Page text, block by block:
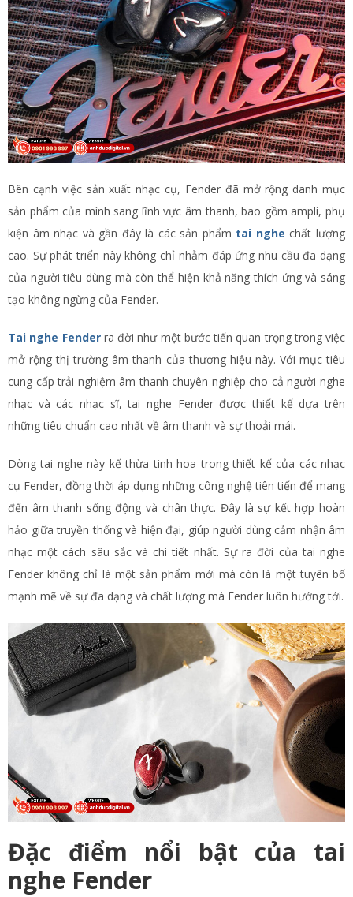
Bên cạnh việc sản xuất nhạc cụ, Fender đã mở rộng danh mục
sản phẩm của mình sang lĩnh vực âm thanh, bao gồm ampli, phụ
kiện âm nhạc và gần đây là các sản phẩm tai nghe chất lượng
cao. Sự phát triển này không chỉ nhằm đáp ứng nhu cầu đa dạng
của người tiêu dùng mà còn thể hiện khả năng thích ứng và sáng
tạo không ngừng của Fender.
Tai nghe Fenderra đời như một bước tiến quan trọng trong việc
mở rộng thị trường âm thanh của thương hiệu này. Với mục tiêu
cung cấp trải nghiệm âm thanh chuyên nghiệp cho cả người nghe
nhạc và các nhạc sĩ, tai nghe Fender được thiết kế dựa trên
những tiêu chuẩn cao nhất về âm thanh và sự thoải mái.
Dòng tai nghe này kế thừa tinh hoa trong thiết kế của các nhạc
cụ Fender, đồng thời áp dụng những công nghệ tiên tiến để mang
đến âm thanh sống động và chân thực. Đây là sự kết hợp hoàn
hảo giữa truyền thống và hiện đại, giúp người dùng cảm nhận âm
nhạc một cách sâu sắc và chi tiết nhất. Sự ra đời của tai nghe
Fender không chỉ là một sản phẩm mới mà còn là một tuyên bố
mạnh mẽ về sự đa dạng và chất lượng mà Fender luôn hướng tới.
Đặc điểm nổi bật của tai
nghe Fender